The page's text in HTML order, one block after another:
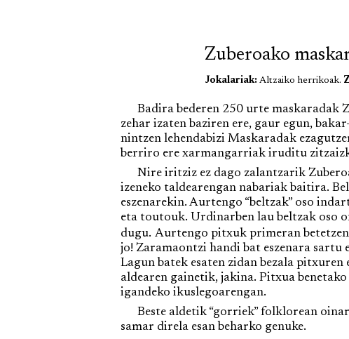
Zuberoako
Jokalariak: Altzaiko herrikoak.
Badira bederen 250 urte maskaradak
zehar izaten baziren ere, gaur egun,
nintzen lehendabizi Maskaradak
berriro ere xarmangarriak iruditu
Nire iritziz ez dago zalantzarik
izeneko taldearengan nabariak baitira.
eszenarekin. Aurtengo “beltzak” oso
eta toutouk. Urdinarben lau beltzak oso
dugu. Aurtengo pitxuk primeran
jo! Zaramaontzi handi bat eszenara
Lagun batek esaten zidan bezala
aldearen gainetik, jakina. Pitxua
igandeko ikuslegoarengan.
Beste aldetik “gorriek” folklorean
samar direla esan beharko genuke.